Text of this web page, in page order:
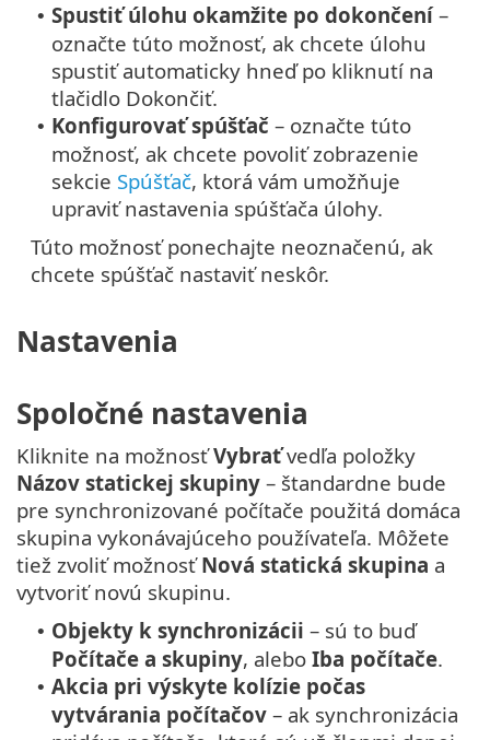
• Spustiť úlohu okamžite po dokončení–
označte túto možnosť, ak chcete úlohu
spustiť automaticky hneď po kliknutí na
tlačidlo Dokončiť.
• Konfigurovať spúšťač – označte túto
možnosť, ak chcete povoliť zobrazenie
sekcie Spúšťač, ktorá vám umožňuje
upraviť nastavenia spúšťača úlohy.
Túto možnosť ponechajte neoznačenú, ak
chcete spúšťač nastaviť neskôr.
Nastavenia
Spoločné nastavenia
Kliknite na možnosťVybraťvedľa položky
Názov statickej skupiny – štandardne bude
pre synchronizované počítače použitá domáca
skupina vykonávajúceho používateľa. Môžete
tiež zvoliť možnosťNová statická skupina a
vytvoriť novú skupinu.
• Objekty k synchronizácii – sú to buď
Počítače a skupiny, alebo Iba počítače.
• Akcia pri výskyte kolízie počas
vytvárania počítačov – ak synchronizácia